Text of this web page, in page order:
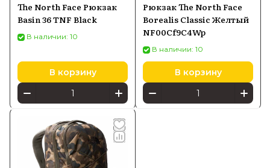
The North Face Рюкзак
Basin 36 TNF Black
В наличии: 10
В корзину
Рюкзак The North Face
Borealis Classic Желтый
NF00Cf9C4Wp
В наличии: 10
В корзину